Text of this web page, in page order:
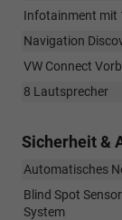
Infotainment mit
Navigation
VW Connect
8 Lautsprecher
Sicherheit &
Automatisches
Blind Spot
System